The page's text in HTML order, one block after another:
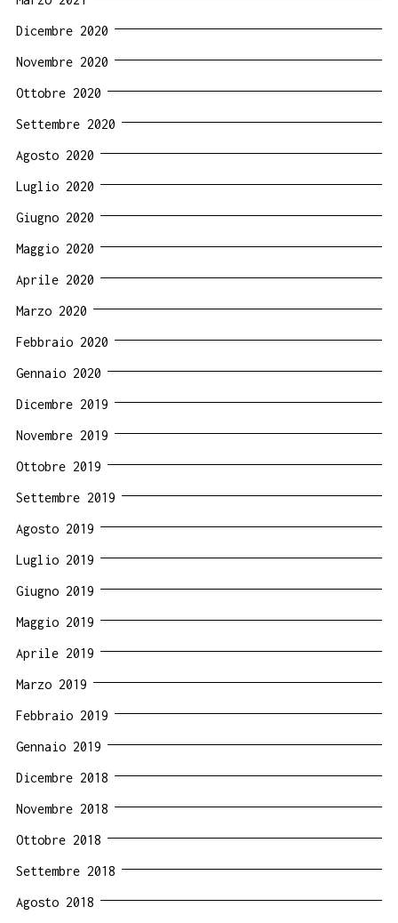
Dicembre 2020
Novembre 2020
Ottobre 2020
Settembre 2020
Agosto 2020
Luglio 2020
Giugno 2020
Maggio 2020
Aprile 2020
Marzo 2020
Febbraio 2020
Gennaio 2020
Dicembre 2019
Novembre 2019
Ottobre 2019
Settembre 2019
Agosto 2019
Luglio 2019
Giugno 2019
Maggio 2019
Aprile 2019
Marzo 2019
Febbraio 2019
Gennaio 2019
Dicembre 2018
Novembre 2018
Ottobre 2018
Settembre 2018
Agosto 2018